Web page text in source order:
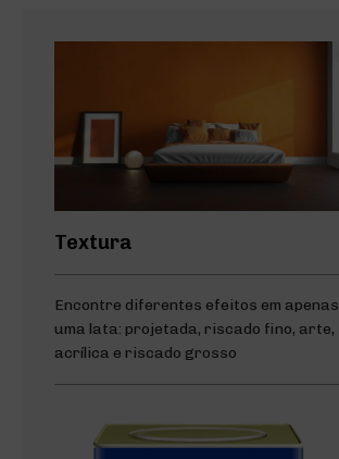
Textura
Encontre diferentes efeitos em apenas
uma lata: projetada, riscado fino, arte,
acrílica e riscado grosso